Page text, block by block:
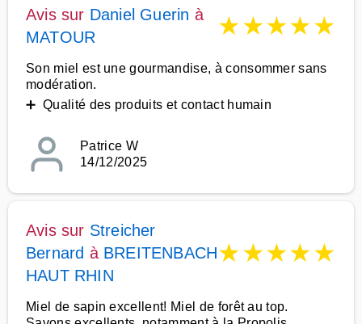
Avis sur Daniel Guerin à
MATOUR
★★★★★
Son miel est une gourmandise, à consommer sans
modération.
➕ Qualité des produits et contact humain
Patrice W
14/12/2025
Avis sur Streicher
Bernard à BREITENBACH
HAUT RHIN
★★★★★
Miel de sapin excellent! Miel de forêt au top.